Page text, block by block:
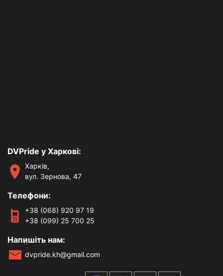
DVPride у Харкові:
Харків,
вул. Зернова, 47
Телефони:
+38 (068) 920 97 19
+38 (099) 25 700 25
Напишіть нам:
dvpride.kh@gmail.com